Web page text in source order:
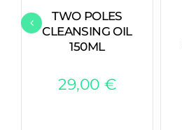
TWO POLES
CLEANSING OIL
150ML
29,00 €